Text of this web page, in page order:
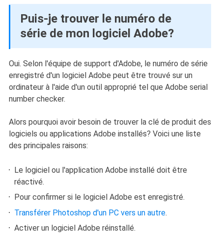
Puis-je trouver le numéro de
série de mon logiciel Adobe?
Oui. Selon l'équipe de support d'Adobe, le numéro de série
enregistré d'un logiciel Adobe peut être trouvé sur un
ordinateur à l'aide d'un outil approprié tel que Adobe serial
number checker.
Alors pourquoi avoir besoin de trouver la clé de produit des
logiciels ou applications Adobe installés? Voici une liste
des principales raisons:
Le logiciel ou l'application Adobe installé doit être
réactivé.
Pour confirmer si le logiciel Adobe est enregistré.
Transférer Photoshop d'un PC vers un autre.
Activer un logiciel Adobe réinstallé.